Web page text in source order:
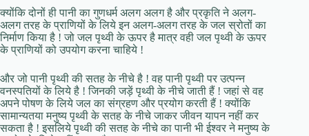
क्योंकि दोनों ही पानी का गुणधर्म अलग अलग है और प्रकृति ने अलग-
अलग तरह के प्राणियों के लिये इन अलग-अलग तरह के जल स्रोतों का
निर्माण किया है ! जो जल पृथ्वी के ऊपर है मात्र वही जल पृथ्वी के ऊपर
के प्राणियों को उपयोग करना चाहिये !
और जो पानी पृथ्वी की सतह के नीचे है ! वह पानी पृथ्वी पर उत्पन्न
वनस्पतियों के लिये है ! जिनकी जड़ें पृथ्वी के नीचे जाती हैं ! जहां से वह
अपने पोषण के लिये जल का संग्रहण और प्रयोग करती हैं ! क्योंकि
सामान्यतया मनुष्य पृथ्वी के सतह के नीचे जाकर जीवन यापन नहीं कर
सकता है ! इसलिये पृथ्वी की सतह के नीचे का पानी भी ईश्वर ने मनुष्य के